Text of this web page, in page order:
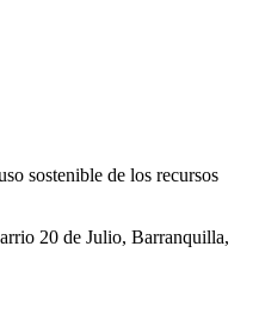
sostenible de los recursos
20 de Julio, Barranquilla,